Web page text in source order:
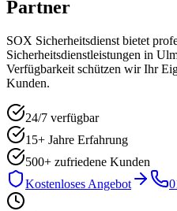
Partner
SOX Sicherheitsdienst bietet
Sicherheitsdienstleistungen in
Verfügbarkeit schützen wir Ihr
Kunden.
24/7 verfügbar
15+ Jahre Erfahrung
500+ zufriedene Kunden
Kostenloses Angebot